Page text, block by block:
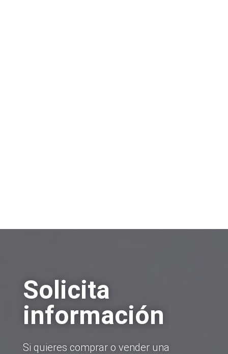
Solicita
información
Si quieres comprar o vender una